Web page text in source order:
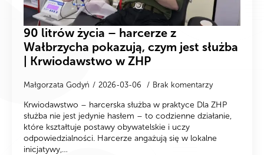
90 litrów życia – harcerze z
Wałbrzycha pokazują, czym jest służba
| Krwiodawstwo w ZHP
Małgorzata Godyń 2026-03-06 Brak komentarzy
Krwiodawstwo – harcerska służba w praktyce Dla ZHP
służba nie jest jedynie hasłem – to codzienne działanie,
które kształtuje postawy obywatelskie i uczy
odpowiedzialności. Harcerze angażują się w lokalne
inicjatywy,…